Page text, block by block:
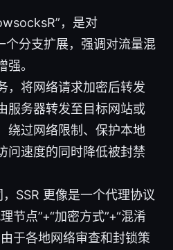
，是对
分支扩展，强调对流量混
。
，将网络请求加密后转发
服务器转发至目标网站或
绕过网络限制、保护本地
问速度的同时降低被封禁
SSR 更像是一个代理协议
节点”+“加密方式”+“混淆
于各地网络审查和封锁策